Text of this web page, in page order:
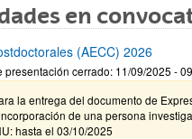
en
(AECC) 2026
presentación cerrado: 11/09/2025 -
la entrega del documento de
de una persona
hasta el 03/10/2025